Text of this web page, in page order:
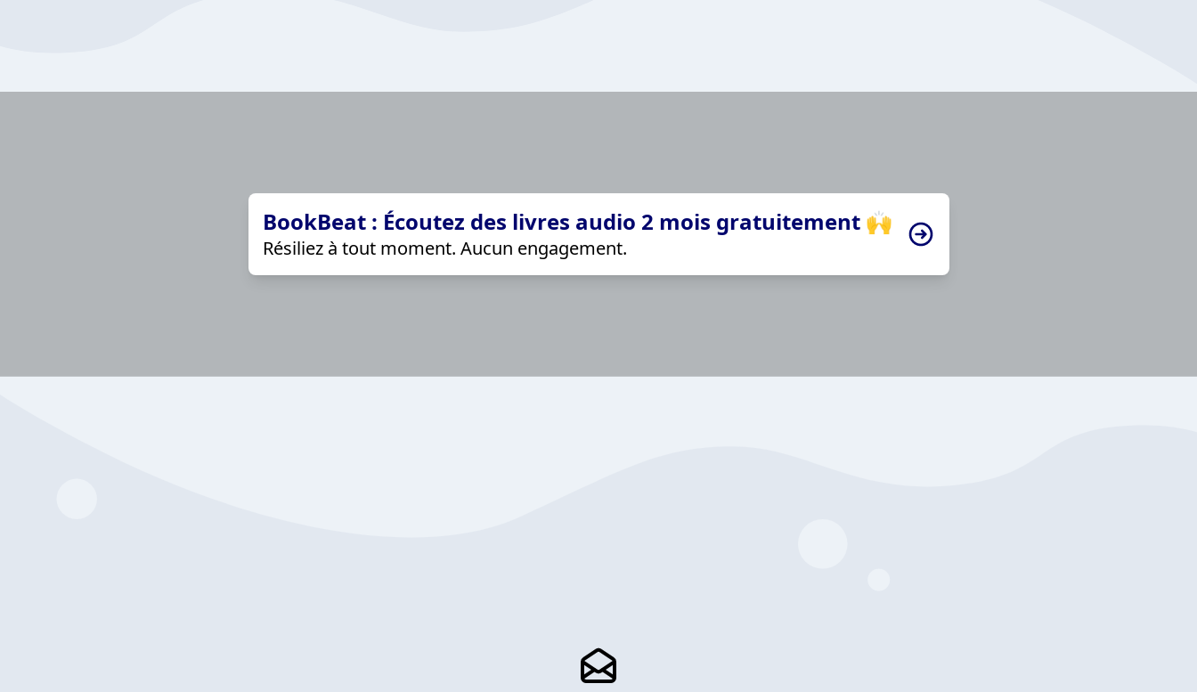
BookBeat : Écoutez des livres audio 2 mois gratuitement 🙌
Résiliez à tout moment. Aucun engagement.